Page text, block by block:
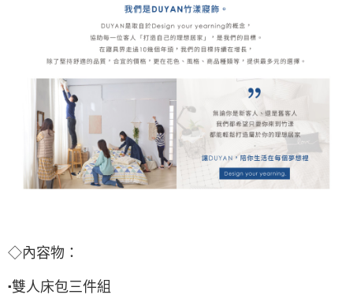
◇內容物：
▪雙人床包三件組